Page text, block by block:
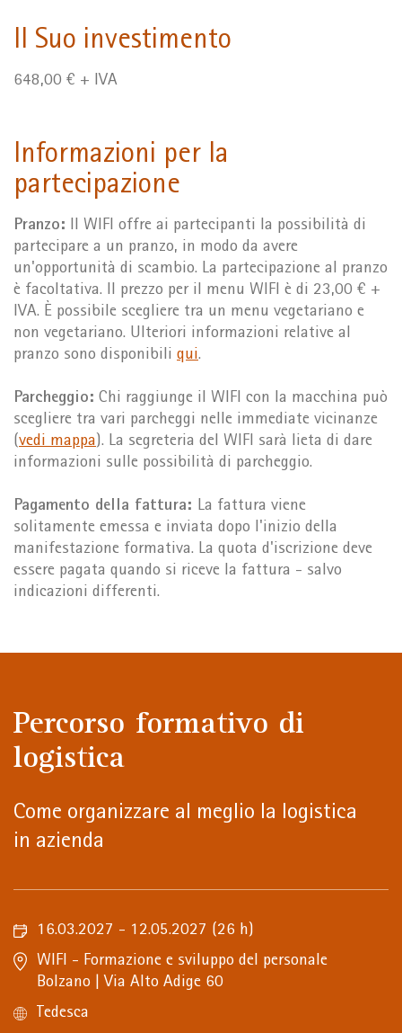
Il Suo investimento
648,00 € + IVA
Informazioni per la
partecipazione
Pranzo: Il WIFI offre ai partecipanti la possibilità di
partecipare a un pranzo, in modo da avere
un'opportunità di scambio. La partecipazione al pranzo
è facoltativa. Il prezzo per il menu WIFI è di 23,00 € +
IVA. È possibile scegliere tra un menu vegetariano e
non vegetariano. Ulteriori informazioni relative al
pranzo sono disponibili qui.
Parcheggio: Chi raggiunge il WIFI con la macchina può
scegliere tra vari parcheggi nelle immediate vicinanze
(vedi mappa). La segreteria del WIFI sarà lieta di dare
informazioni sulle possibilità di parcheggio.
Pagamento della fattura: La fattura viene
solitamente emessa e inviata dopo l'inizio della
manifestazione formativa. La quota d'iscrizione deve
essere pagata quando si riceve la fattura - salvo
indicazioni differenti.
Percorso formativo di
logistica
Come organizzare al meglio la logistica
in azienda
16.03.2027 - 12.05.2027 (26 h)
WIFI - Formazione e sviluppo del personale
Bolzano | Via Alto Adige 60
Tedesca